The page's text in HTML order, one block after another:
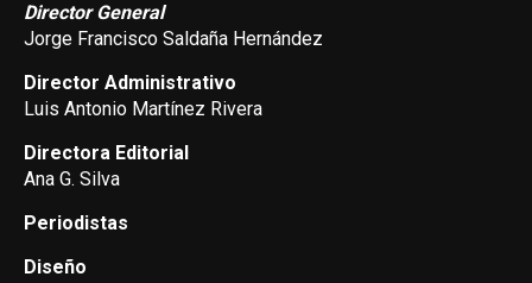
Director General
Jorge Francisco Saldaña Hernández
Director Administrativo
Luis Antonio Martínez Rivera
Directora Editorial
Ana G. Silva
Periodistas
Diseño